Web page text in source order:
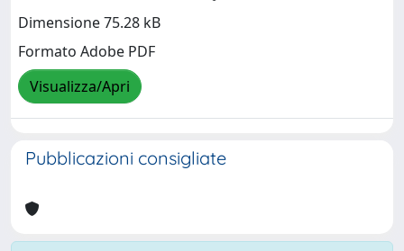
Dimensione 75.28 kB
Formato Adobe PDF
Visualizza/Apri
Pubblicazioni consigliate